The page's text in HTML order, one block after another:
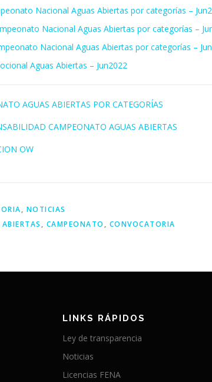
Nacional Aguas Abiertas por categorías –
Nacional Aguas Abiertas por categorías –
Nacional Aguas Abiertas por categorías –
Aguas Abiertas – Jun2022
AGUAS ABIERTAS POR CATEGORÍAS
CAMPEONATO AGUAS ABIERTAS
OW
, NOTICIAS
, CAMPEONATO , CONVOCATORIA
LINKS RÁPIDOS
Ley de transparencia
Noticias
Licencias FENA